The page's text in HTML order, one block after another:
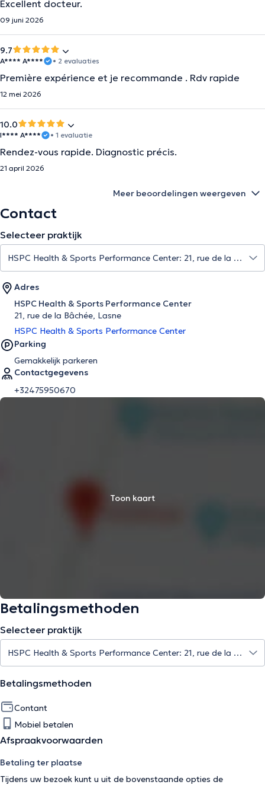
Excellent docteur.
09 juni 2026
9.7
A**** A**** • 2 evaluaties
Première expérience et je recommande . Rdv rapide
12 mei 2026
10.0
I**** A**** • 1 evaluatie
Rendez-vous rapide. Diagnostic précis.
21 april 2026
Meer beoordelingen weergeven
Contact
Selecteer praktijk
Adres
HSPC Health & Sports Performance Center
21, rue de la Bâchée, Lasne
HSPC Health & Sports Performance Center
Parking
Gemakkelijk parkeren
Contactgegevens
+32475950670
Toon kaart
Betalingsmethoden
Selecteer praktijk
Betalingsmethoden
Contant
Mobiel betalen
Afspraakvoorwaarden
Betaling ter plaatse
Tijdens uw bezoek kunt u uit de bovenstaande opties de